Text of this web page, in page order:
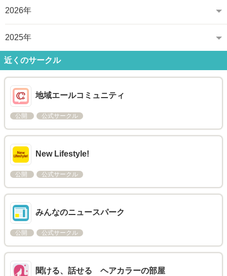
2026年
2025年
近くのサークル
地域エールコミュニティ
公開 公式サークル
New Lifestyle!
公開 公式サークル
みんなのニュースパーク
公開 公式サークル
聞ける、話せる ヘアカラーの部屋